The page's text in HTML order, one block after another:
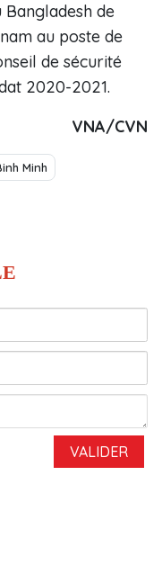
Bangladesh de
au poste de
de sécurité
2020-2021.
VNA/CVN
Minh